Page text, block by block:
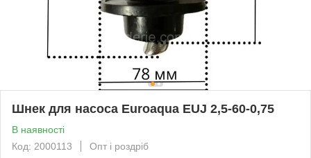
Шнек для насоса Euroaqua EUJ 2,5-60-0,75
В наявності
Код: 2000113
Опт і роздріб